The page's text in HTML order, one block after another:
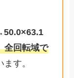
50.0×63.1
全回転域で
ます。